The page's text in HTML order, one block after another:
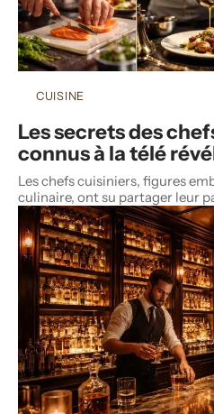
CUISINE
Les secrets des
connus à la télé
Les chefs cuisiniers, figures
culinaire, ont su partager leur